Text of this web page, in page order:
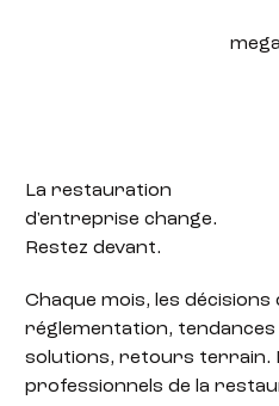
La restauration
d'entreprise change.
Restez devant.
Chaque mois, les
réglementation,
solutions, retours terrain.
professionnels de la